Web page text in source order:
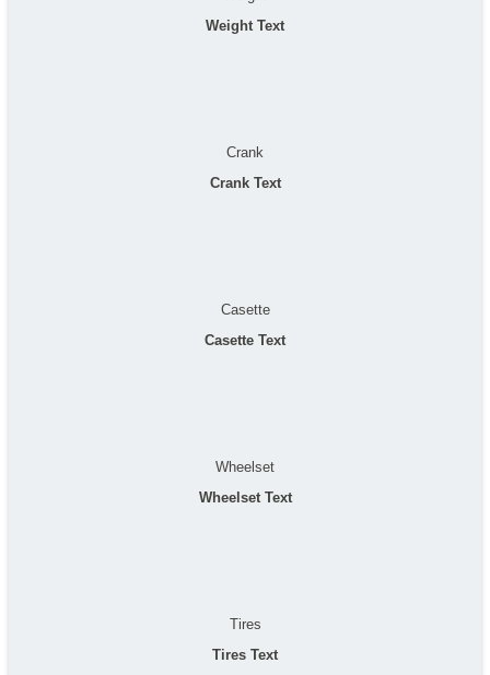
Weight Text
Crank
Crank Text
Casette
Casette Text
Wheelset
Wheelset Text
Tires
Tires Text